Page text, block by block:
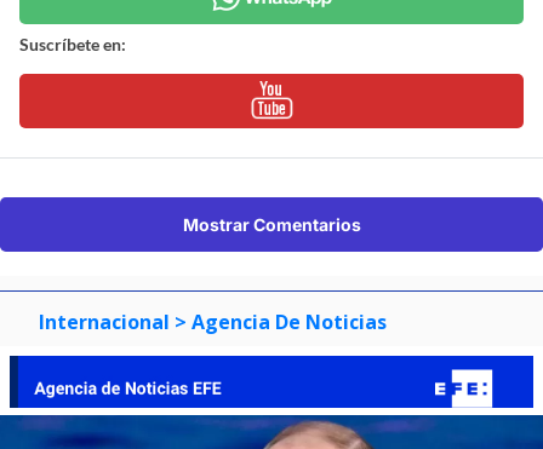
Suscríbete en:
Mostrar Comentarios
Internacional > Agencia De Noticias